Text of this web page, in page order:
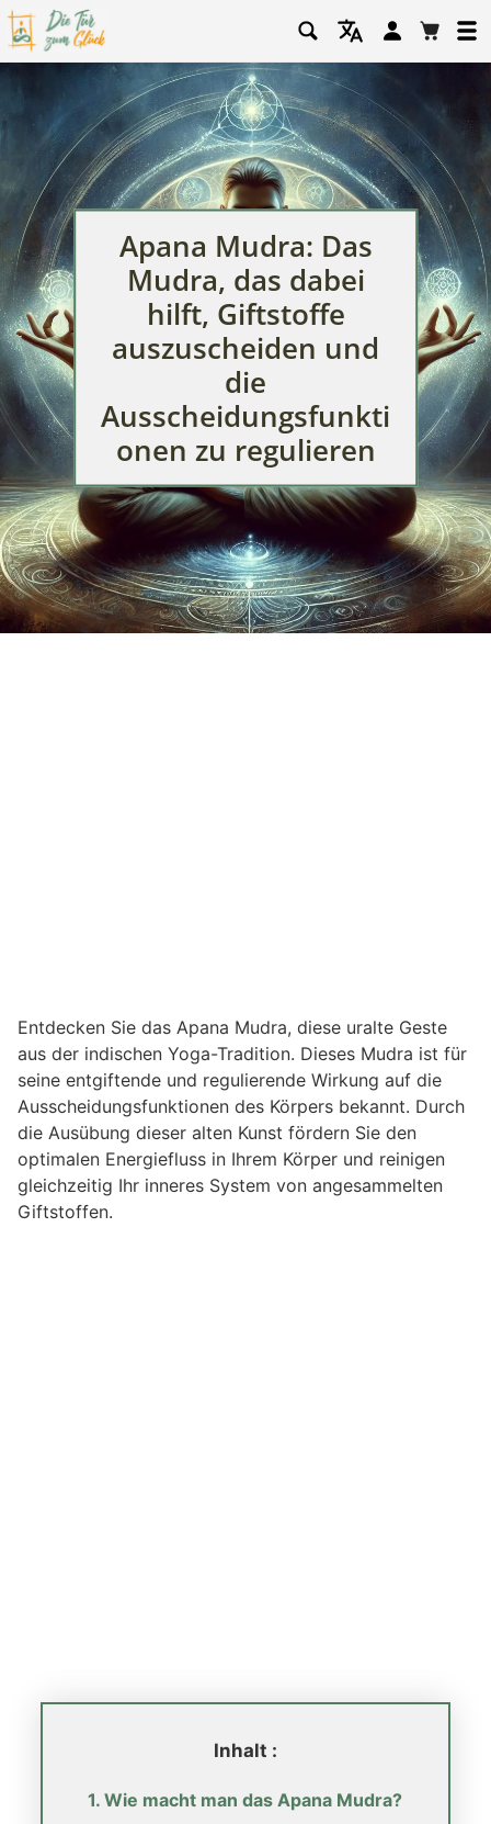
Apana Mudra: Das
Mudra, das dabei
hilft, Giftstoffe
auszuscheiden und
die
Ausscheidungsfunkti
onen zu regulieren
Entdecken Sie das Apana Mudra, diese uralte Geste
aus der indischen Yoga-Tradition. Dieses Mudra ist für
seine entgiftende und regulierende Wirkung auf die
Ausscheidungsfunktionen des Körpers bekannt. Durch
die Ausübung dieser alten Kunst fördern Sie den
optimalen Energiefluss in Ihrem Körper und reinigen
gleichzeitig Ihr inneres System von angesammelten
Giftstoffen.
Inhalt :
1. Wie macht man das Apana Mudra?